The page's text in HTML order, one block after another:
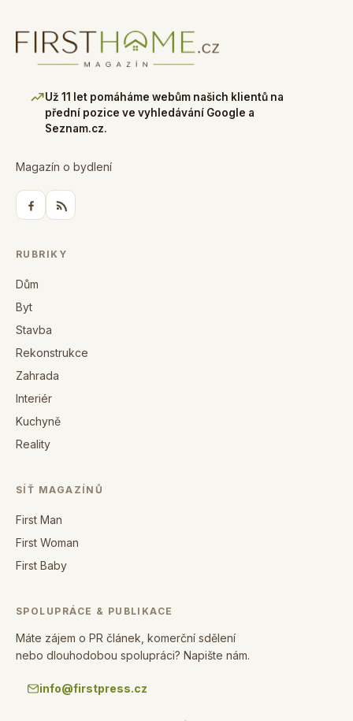
Už 11 let pomáháme webům našich klientů na
přední pozice ve vyhledávání Google a
Seznam.cz.
Magazín o bydlení
RUBRIKY
Dům
Byt
Stavba
Rekonstrukce
Zahrada
Interiér
Kuchyně
Reality
SÍŤ MAGAZÍNŮ
First Man
First Woman
First Baby
SPOLUPRÁCE & PUBLIKACE
Máte zájem o PR článek, komerční sdělení
nebo dlouhodobou spolupráci? Napište nám.
info@firstpress.cz